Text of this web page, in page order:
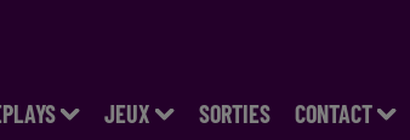
JEUX SORTIES CONTACT